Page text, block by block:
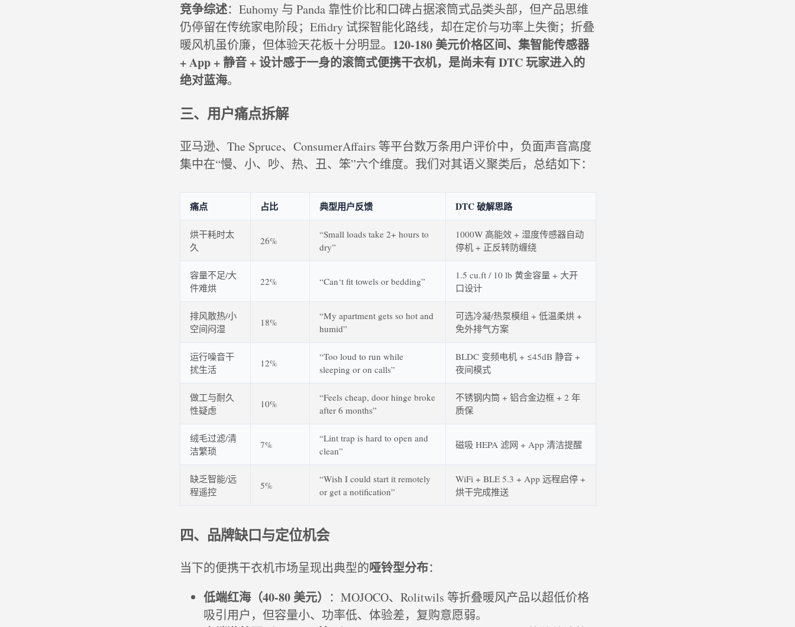
竞争综述：Euhomy 与 Panda 靠性价比和口碑占据滚筒式品类头部，但产品思维
仍停留在传统家电阶段；Effidry 试探智能化路线，却在定价与功率上失衡；折叠
暖风机虽价廉，但体验天花板十分明显。 120‑180 美元价格区间、集智能传感器
+ App + 静音 + 设计感于一身的滚筒式便携干衣机，是尚未有 DTC 玩家进入的
绝对蓝海。
三、用户痛点拆解
亚马逊、The Spruce、ConsumerAffairs 等平台数万条用户评价中，负面声音高度
集中在“慢、小、吵、热、丑、笨”六个维度。我们对其语义聚类后，总结如下：
痛点 占比 典型用户反馈 DTC 破解思路
烘干耗时太
久
26%
“Small loads take 2+ hours to
dry”
1000W 高能效 + 湿度传感器自动
停机 + 正反转防缠绕
容量不足/大
件难烘
22% “Can‘t fit towels or bedding”
1.5 cu.ft / 10 lb 黄金容量 + 大开
口设计
排风散热/小
空间闷湿
18%
“My apartment gets so hot and
humid”
可选冷凝/热泵模组 + 低温柔烘 +
免外排气方案
运行噪音干
扰生活
12%
“Too loud to run while
sleeping or on calls”
BLDC 变频电机 + ≤45dB 静音 +
夜间模式
做工与耐久
性疑虑
10%
“Feels cheap, door hinge broke
after 6 months”
不锈钢内筒 + 铝合金边框 + 2 年
质保
绒毛过滤/清
洁繁琐
7%
“Lint trap is hard to open and
clean”
磁吸 HEPA 滤网 + App 清洁提醒
缺乏智能/远
程遥控
5%
“Wish I could start it remotely
or get a notification”
WiFi + BLE 5.3 + App 远程启停 +
烘干完成推送
四、品牌缺口与定位机会
当下的便携干衣机市场呈现出典型的哑铃型分布：
低端红海（40‑80 美元） ：MOJOCO、Rolitwils 等折叠暖风产品以超低价格
吸引用户，但容量小、功率低、体验差，复购意愿弱。